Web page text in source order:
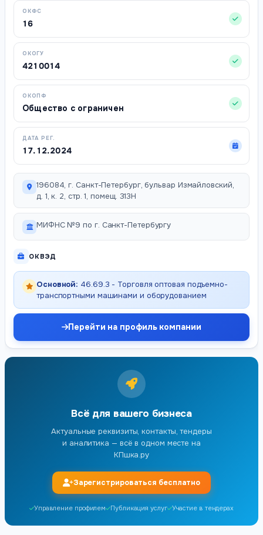
ОКФС
16
ОКОГУ
4210014
ОКОПФ
Общество с ограничен
ДАТА РЕГ.
17.12.2024
196084, г. Санкт-Петербург, бульвар Измайловский,
д. 1, к. 2, стр. 1, помещ. 313Н
МИФНС №9 по г. Санкт-Петербургу
ОКВЭД
Основной: 46.69.3 - Торговля оптовая подъемно-
транспортными машинами и оборудованием
Перейти на профиль компании
Всё для вашего бизнеса
Актуальные реквизиты, контакты, тендеры
и аналитика — всё в одном месте на
КПшка.ру
Зарегистрироваться бесплатно
Управление профилем Публикация услуг Участие в тендерах